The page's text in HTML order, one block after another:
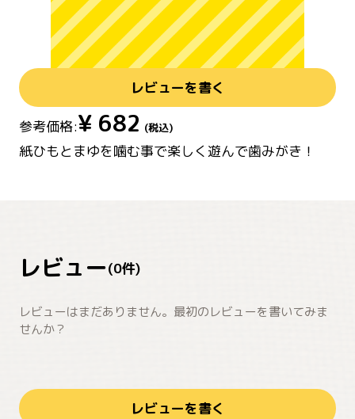
レビューを書く
参考価格:¥ 682 (税込)
紙ひもとまゆを噛む事で楽しく遊んで歯みがき！
レビュー(0件)
レビューはまだありません。最初のレビューを書いてみま
せんか？
レビューを書く